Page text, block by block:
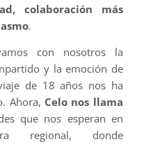
colaboración más
.
con nosotros la
y la emoción de
de 18 años nos ha
Ahora, Celo nos llama
que nos esperan en
regional, donde